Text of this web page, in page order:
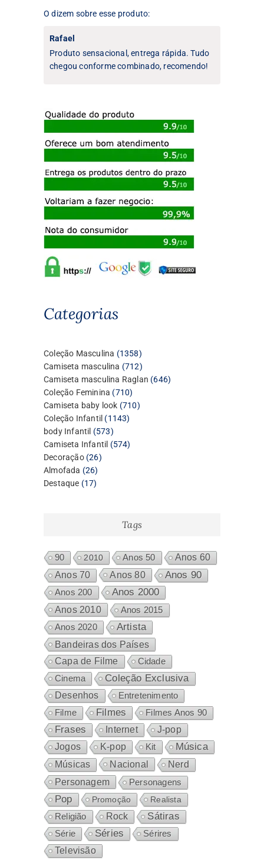
O dizem sobre esse produto:
Rafael
Produto sensacional, entrega rápida. Tudo
chegou conforme combinado, recomendo!
Categorias
Coleção Masculina 13581358
produtos
Camiseta masculina 712712
produtos
Camiseta masculina Raglan 646646
Coleção Feminina 710710
produtos
Camiseta baby look 710710
Coleção Infantil 11431143
body Infantil 573573
produtos
Camiseta Infantil 574574
Decoração 2626
Almofada 2626
produtos
Destaque 1717
Tags
90 2010 Anos 50
Anos 60
Anos 70
Anos 80 Anos 90
Anos 200 Anos 2000
Anos 2010 Anos 2015
Anos 2020 Artista
Bandeiras dos Países
Capa de Filme
Cidade
Cinema
Coleção Exclusiva
Desenhos
Entretenimento
Filme
Filmes Filmes Anos 90
Frases Internet
J-pop
Jogos
K-pop Kit Música
Músicas Nacional Nerd
Personagem Personagens
Pop Promoção
Realista
Religião
Rock Sátiras
Série Séries
Sérires
Televisão